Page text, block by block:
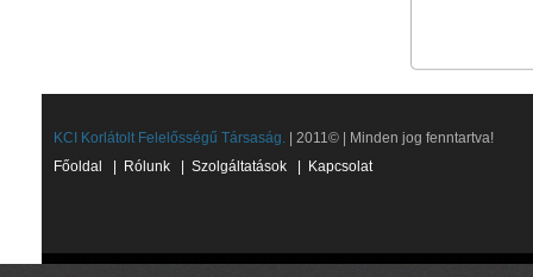
KCI Korlátolt Felelősségű Társaság. | 2011© | Minden jog fenntartva!
Főoldal
Rólunk Szolgáltatások Kapcsolat